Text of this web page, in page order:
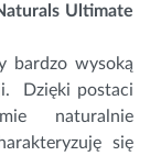
Ultimate
bardzo wysoką
Dzięki postaci
naturalnie
się